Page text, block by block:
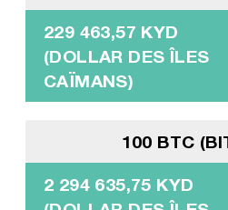
229 463,57 KYD
(DOLLAR DES ÎLES
CAÏMANS)
100 BTC
2 294 635,75 KYD